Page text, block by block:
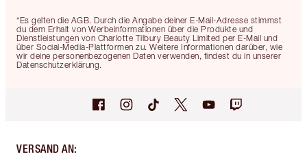
*Es gelten die AGB. Durch die Angabe deiner E-Mail-Adresse stimmst
du dem Erhalt von Werbeinformationen über die Produkte und
Dienstleistungen von Charlotte Tilbury Beauty Limited per E-Mail und
über Social-Media-Plattformen zu. Weitere Informationen darüber, wie
wir deine personenbezogenen Daten verwenden, findest du in unserer
Datenschutzerklärung.
VERSAND AN: